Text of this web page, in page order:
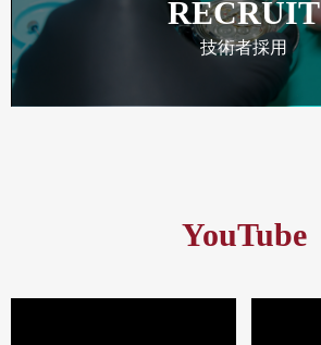
RECRUIT
技術者採用
YouTube